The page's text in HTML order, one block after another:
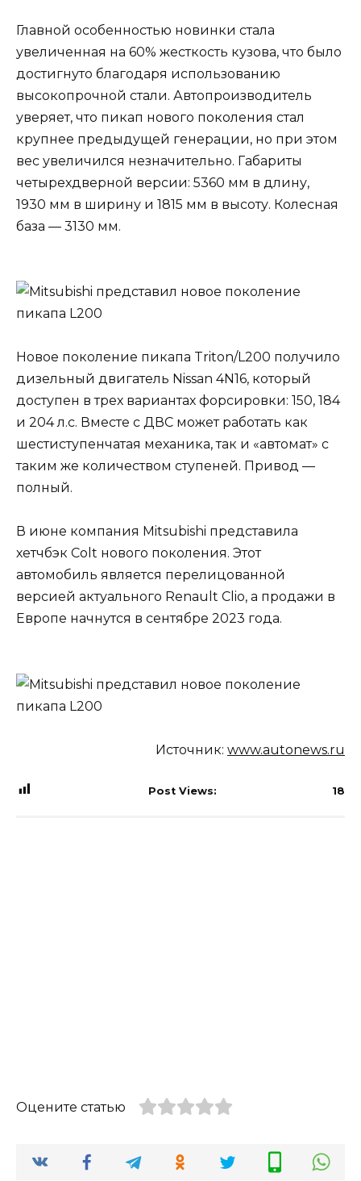
Главной особенностью новинки стала
увеличенная на 60% жесткость кузова, что было
достигнуто благодаря использованию
высокопрочной стали. Автопроизводитель
уверяет, что пикап нового поколения стал
крупнее предыдущей генерации, но при этом
вес увеличился незначительно. Габариты
четырехдверной версии: 5360 мм в длину,
1930 мм в ширину и 1815 мм в высоту. Колесная
база — 3130 мм.
Новое поколение пикапа Triton/L200 получило
дизельный двигатель Nissan 4N16, который
доступен в трех вариантах форсировки: 150, 184
и 204 л.с. Вместе с ДВС может работать как
шестиступенчатая механика, так и «автомат» с
таким же количеством ступеней. Привод —
полный.
В июне компания Mitsubishi представила
хетчбэк Colt нового поколения. Этот
автомобиль является перелицованной
версией актуального Renault Clio, а продажи в
Европе начнутся в сентябре 2023 года.
Источник: www.autonews.ru
Post Views: 18
Оцените статью